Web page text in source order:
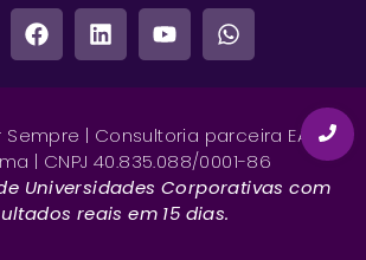
Sempre | Consultoria parceira EAD
| CNPJ 40.835.088/0001-86
Universidades Corporativas com
reais em 15 dias.